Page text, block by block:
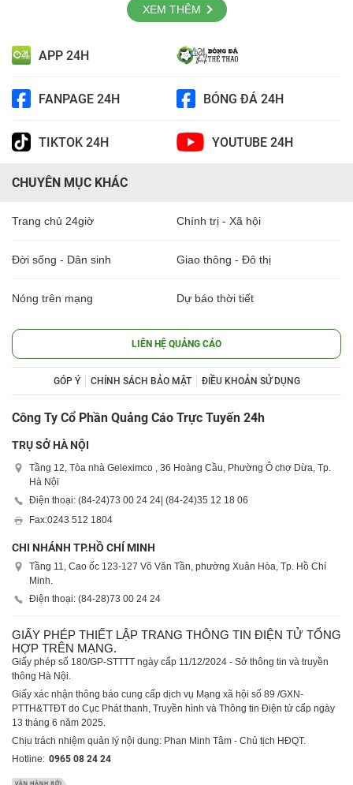
XEM THÊM
APP 24H
FANPAGE 24H BÓNG ĐÁ 24H
TIKTOK 24H YOUTUBE 24H
CHUYÊN MỤC KHÁC
Trang chủ 24giờ Chính trị - Xã hội
Đời sống - Dân sinh Giao thông - Đô thị
Nóng trên mạng Dự báo thời tiết
LIÊN HỆ QUẢNG CÁO
GÓP Ý CHÍNH SÁCH BẢO MẬT ĐIỀU KHOẢN SỬ DỤNG
Công Ty Cổ Phần Quảng Cáo Trực Tuyến 24h
TRỤ SỞ HÀ NỘI
Tầng 12, Tòa nhà Geleximco , 36 Hoàng Cầu, Phường Ô chợ Dừa, Tp.
Hà Nội
Điện thoại: (84-24)73 00 24 24 | (84-24)35 12 18 06
Fax:0243 512 1804
CHI NHÁNH TP.HỒ CHÍ MINH
Tầng 11, Cao ốc 123-127 Võ Văn Tần, phường Xuân Hòa, Tp. Hồ Chí
Minh.
Điện thoại: (84-28)73 00 24 24
GIẤY PHÉP THIẾT LẬP TRANG THÔNG TIN ĐIỆN TỬ TỔNG
HỢP TRÊN MẠNG.
Giấy phép số 180/GP-STTTT ngày cấp 11/12/2024 - Sở thông tin và truyền
thông Hà Nội.
Giấy xác nhận thông báo cung cấp dịch vụ Mạng xã hội số 89 /GXN-
PTTH&TTĐT do Cục Phát thanh, Truyền hình và Thông tin Điện tử cấp ngày
13 tháng 6 năm 2025.
Chịu trách nhiệm quản lý nội dung: Phan Minh Tâm - Chủ tịch HĐQT.
Hotline: 0965 08 24 24